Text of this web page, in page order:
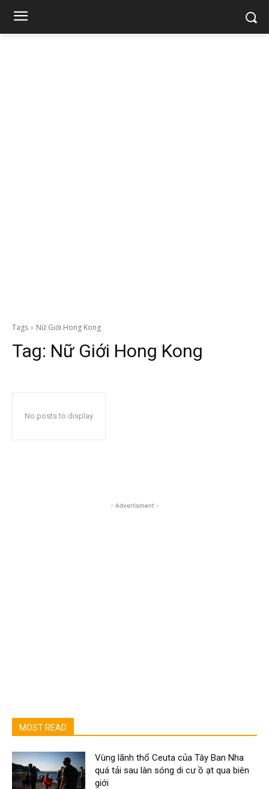
Tags Nữ Giới Hong Kong
Tag: Nữ Giới Hong Kong
No posts to display
- Advertisment -
MOST READ
Vùng lãnh thổ Ceuta của Tây Ban Nha
quá tải sau làn sóng di cư ồ ạt qua biên
giới